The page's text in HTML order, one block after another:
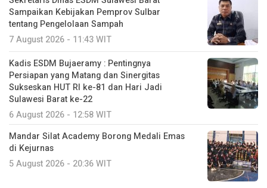
Sampaikan Kebijakan Pemprov Sulbar
tentang Pengelolaan Sampah
7 August 2026 - 11:43 WIT
Kadis ESDM Bujaeramy : Pentingnya
Persiapan yang Matang dan Sinergitas
Sukseskan HUT RI ke-81 dan Hari Jadi
Sulawesi Barat ke-22
6 August 2026 - 12:58 WIT
Mandar Silat Academy Borong Medali Emas
di Kejurnas
5 August 2026 - 20:36 WIT